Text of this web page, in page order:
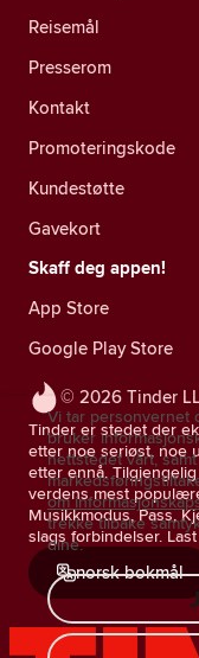
© 2026 Tinder
Tinder er stedet der
etter noe seriøst, noe
etter ennå.
verdens mest
Musikkmodus, Pass,
slags forbindelser.
norsk bokmål
Reisemål
Presserom
Kontakt
Promoteringskode
Kundestøtte
Gavekort
Skaff deg appen!
App Store
Google Play Store
Vi tar personvernet
bruker
nettstedet vårt,
om
trekke tilbake
dine.